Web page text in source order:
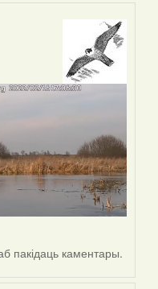
пакідаць каментары.